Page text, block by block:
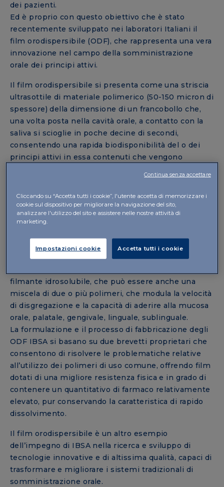
dei pazienti.
Ed è proprio con questo obiettivo che è stato
recentemente sviluppato nei laboratori Italiani il
film orodispersibile (ODF), che rappresenta una vera
innovazione nel campo della somministrazione
orale dei principi attivi.
Il film orodispersibile si presenta come una striscia
ultrasottile di materiale polimerico (50-150 micron di
spessore) della dimensione di un francobollo che,
una volta posta nella cavità orale, a contatto con la
saliva si scioglie in poche decine di secondi,
consentendo una rapida biodisponibilità del o dei
principi attivi in essa contenuti che vengono
Pertanto questa nuova forma farmaceutica è adatta
a tutti, anche a specifiche categorie di persone
come i disfagici, i bambini, gli anziani, i pazienti non
collaborativi, le persone che sono spesso in viaggio,
chi soffre di nausea.
filmante idrosolubile, che può essere anche una
miscela di due o più polimeri, che modula la velocità
di disgregazione e la capacità di aderire alla mucosa
orale, palatale, gengivale, linguale, sublinguale.
La formulazione e il processo di fabbricazione degli
ODF IBSA si basano su due brevetti proprietari che
consentono di risolvere le problematiche relative
all’utilizzo dei polimeri di uso comune, offrendo film
dotati di una migliore resistenza fisica e in grado di
contenere un quantitativo di farmaco relativamente
elevato, pur conservando la caratteristica di rapido
dissolvimento.
Il film orodispersibile è un altro esempio
dell’impegno di IBSA nella ricerca e sviluppo di
tecnologie innovative e di altissima qualità, capaci di
trasformare e migliorare i sistemi tradizionali di
somministrazione orale.
Cliccando su “Accetta tutti i cookie”, l'utente accetta di memorizzare i
cookie sul dispositivo per migliorare la navigazione del sito,
analizzare l'utilizzo del sito e assistere nelle nostre attività di
marketing.
Impostazioni cookie Accetta tutti i cookie
Continua senza accettare